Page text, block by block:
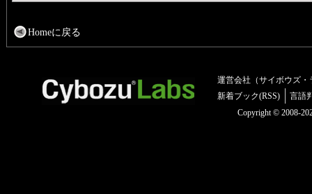
Homeに戻る
運営会社（サイボウズ・
新着ブック(RSS)
言語
Copyright © 2008-